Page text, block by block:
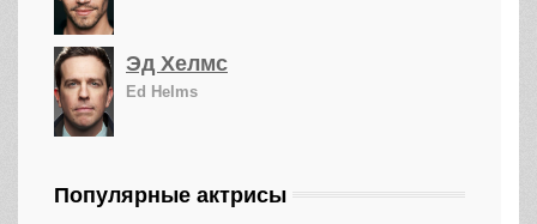
Эд Хелмс
Ed Helms
Популярные актрисы